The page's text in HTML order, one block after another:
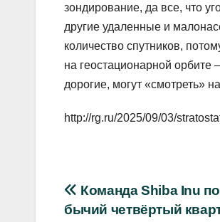
зондирование, да все, что
другие удаленные и
количество спутников,
на геостационарной орбите
дорогие, могут «смотреть»
http://rg.ru/2025/09/03/
Навигация
Команда Shiba Inu
бычий четвёртый